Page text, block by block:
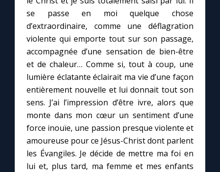
se passe en moi quelque chose
d’extraordinaire, comme une déflagration
violente qui emporte tout sur son passage,
accompagnée d’une sensation de bien-être
et de chaleur… Comme si, tout à coup, une
lumière éclatante éclairait ma vie d’une façon
entièrement nouvelle et lui donnait tout son
sens. J’ai l’impression d’être ivre, alors que
monte dans mon cœur un sentiment d’une
force inouïe, une passion presque violente et
amoureuse pour ce Jésus-Christ dont parlent
les Évangiles. Je décide de mettre ma foi en
lui et, plus tard, ma femme et mes enfants